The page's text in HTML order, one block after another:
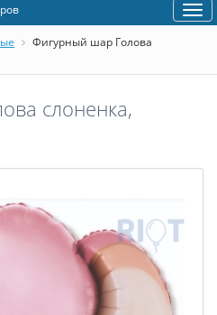
Фигурный шар Голова
слоненка,